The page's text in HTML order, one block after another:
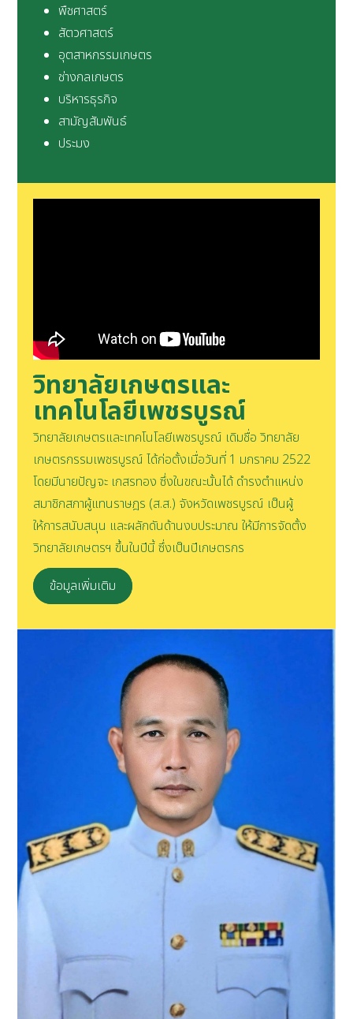
พืชศาสตร์
สัตวศาสตร์
อุตสาหกรรมเกษตร
ช่างกลเกษตร
บริหารธุรกิจ
สามัญสัมพันธ์
ประมง
วิทยาลัยเกษตรและ
เทคโนโลยีเพชรบูรณ์
วิทยาลัยเกษตรและเทคโนโลยีเพชรบูรณ์ เดิมชื่อ วิทยาลัย
เกษตรกรรมเพชรบูรณ์ ได้ก่อตั้งเมื่อวันที่ 1 มกราคม 2522
โดยมีนายปัญจะ เกสรทอง ซึ่งในขณะนั้นได้ ดำรงตำแหน่ง
สมาชิกสภาผู้แทนราษฎร (ส.ส.) จังหวัดเพชรบูรณ์ เป็นผู้
ให้การสนับสนุน และผลักดันด้านงบประมาณ ให้มีการจัดตั้ง
วิทยาลัยเกษตรฯ ขึ้นในปีนี้ ซึ่งเป็นปีเกษตรกร
ข้อมูลเพิ่มเติม
วิทยาลัยเกษตรและ
เทคโนโลยีเพชรบูรณ์
วิทยาลัยเกษตรและเทคโนโลยี
เพชรบูรณ์ เป็นแหล่งวิทยาการ
บริการวิชาชีพ จัดการศึกษาที่มี
คุณภาพและมาตรฐานสู่ประชาคม
อาเชียน